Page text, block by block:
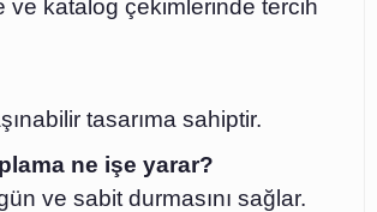
ve katalog çekimlerinde tercih
tasarıma sahiptir.
ne işe yarar?
ve sabit durmasını sağlar.